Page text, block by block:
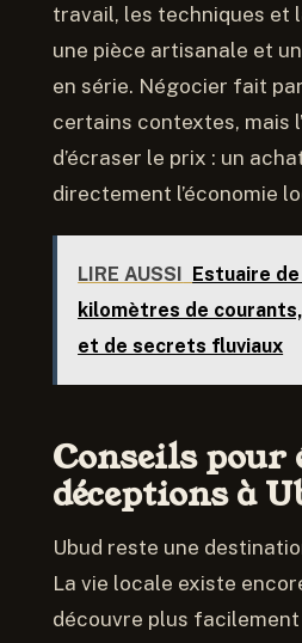
travail, les techniques et
une pièce artisanale et
en série. Négocier fait
certains contextes, mais
d’écraser le prix : un
directement l’économie
LIRE AUSSI
Estuaire
kilomètres de
et de secrets fluviaux
Conseils pour
déceptions à
Ubud reste une
La vie locale existe
découvre plus facilement